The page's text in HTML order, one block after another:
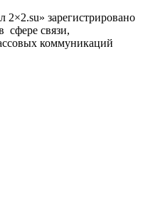
2×2.su» зарегистрировано
сфере связи,
коммуникаций